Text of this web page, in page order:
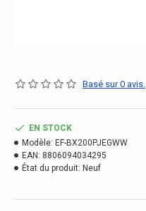
Basé sur 0 avis.
EN STOCK
Modèle: EF-BX200PJEGWW
EAN: 8806094034295
État du produit: Neuf